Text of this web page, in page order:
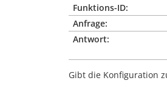
Funktions-ID:
Anfrage:
Antwort:
Gibt die Konfiguration